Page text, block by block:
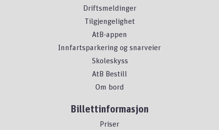
Driftsmeldinger
Tilgjengelighet
AtB-appen
Innfartsparkering og snarveier
Skoleskyss
AtB Bestill
Om bord
Billettinformasjon
Priser